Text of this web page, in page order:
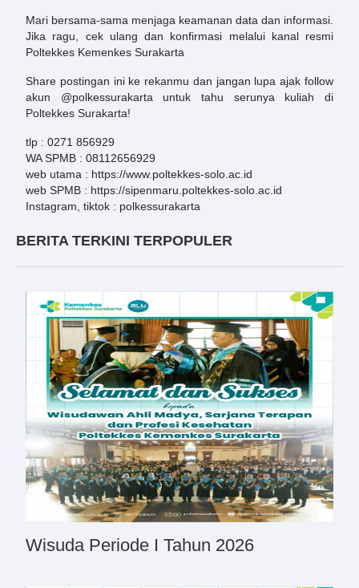
Mari bersama-sama menjaga keamanan data dan informasi.
Jika ragu, cek ulang dan konfirmasi melalui kanal resmi
Poltekkes Kemenkes Surakarta
Share postingan ini ke rekanmu dan jangan lupa ajak follow
akun @polkessurakarta untuk tahu serunya kuliah di
Poltekkes Surakarta!
tlp : 0271 856929
WA SPMB : 08112656929
web utama : https://www.poltekkes-solo.ac.id
web SPMB : https://sipenmaru.poltekkes-solo.ac.id
Instagram, tiktok : polkessurakarta
BERITA TERKINI TERPOPULER
Wisuda Periode I Tahun 2026